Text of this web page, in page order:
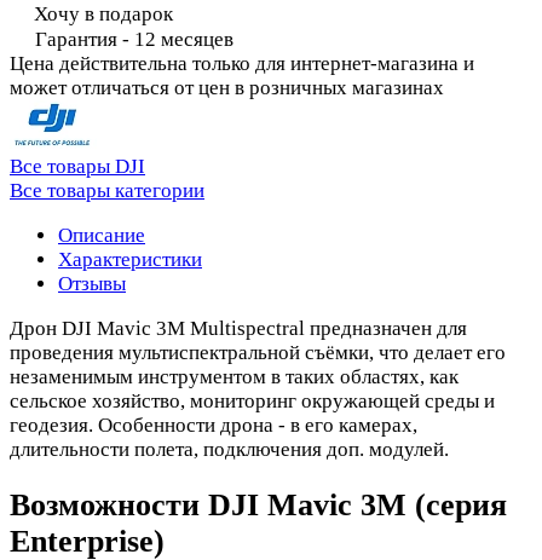
Хочу в подарок
Гарантия - 12 месяцев
Цена действительна только для интернет-магазина и
может отличаться от цен в розничных магазинах
Все товары DJI
Все товары категории
Описание
Характеристики
Отзывы
Дрон DJI Mavic 3M Multispectral предназначен для
проведения мультиспектральной съёмки, что делает его
незаменимым инструментом в таких областях, как
сельское хозяйство, мониторинг окружающей среды и
геодезия. Особенности дрона - в его камерах,
длительности полета, подключения доп. модулей.
Возможности DJI Mavic 3M (серия
Enterprise)